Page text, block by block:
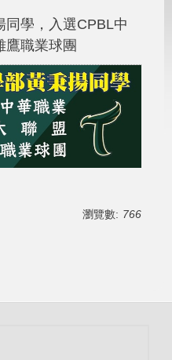
同學，入選CPBL中
鷹職業球團
瀏覽數: 766